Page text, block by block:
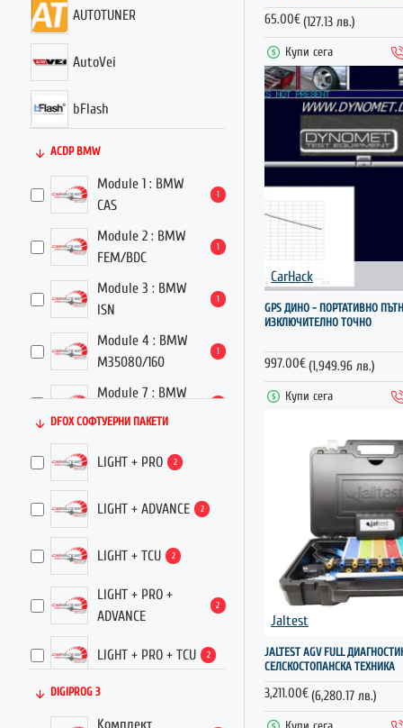
AUTOTUNER
AutoVei
bFlash
CarHack
Carlabimmo
Carprog
Caterpillar
CUMMINS
DAF
DimSport
Ecupratix
Ford
Jaltest
JCB
John Deere
ACDP BMW
Module 1 : BMW
CAS
1
Module 2 : BMW
FEM/BDC
1
Module 3 : BMW
ISN
1
Module 4 : BMW
M35080/160
1
Module 7 : BMW
Key refresh
FRM module
EGS refresh
License of BMW E
Module 17 : BMW E
series 6HP EGS
refresh
gearbox clone
DFOX СОФТУЕРНИ ПАКЕТИ
LIGHT + PRO 2
LIGHT + ADVANCE 2
LIGHT + TCU 2
LIGHT + PRO +
ADVANCE
2
LIGHT + PRO + TCU 2
LIGHT + ADVANCE +
TCU
DIGIPROG 3
Kомплект
65.00€(127.13 лв.)
Купи сега
CarHack
GPS ДИНО - ПОРТАТИВНО
ИЗКЛЮЧИТЕЛНО ТОЧНО
997.00€(1,949.96 лв.)
Купи сега
Jaltest
JALTEST AGV FULL
СЕЛСКОСТОПАНСКА ТЕХНИКА
3,211.00€(6,280.17 лв.)